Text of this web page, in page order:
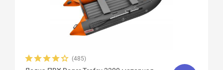
(485)